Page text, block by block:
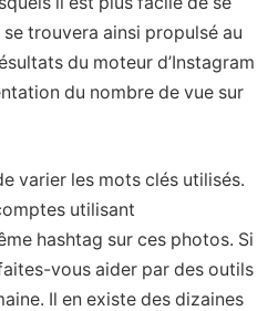
trouvera ainsi propulsé au
du moteur d’Instagram
du nombre de vue sur
varier les mots clés utilisés.
utilisant
hashtag sur ces photos. Si
vous aider par des outils
Il en existe des dizaines